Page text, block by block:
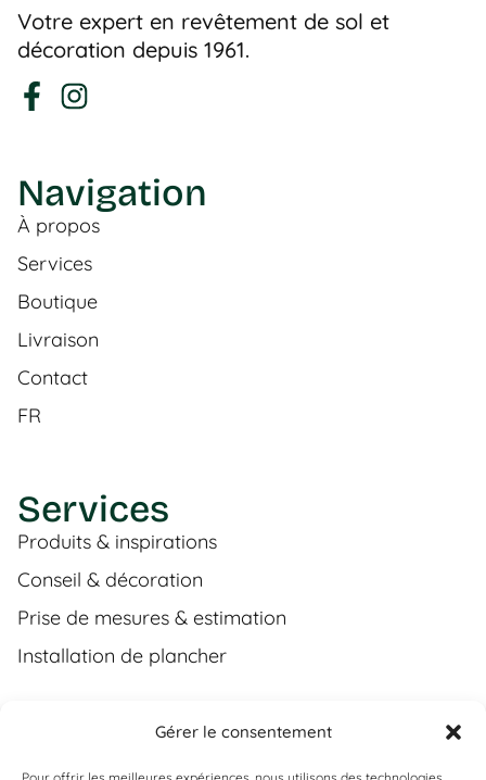
Gérer le consentement
Votre expert en revêtement de sol et
décoration depuis 1961.
Navigation
À propos
Services
Boutique
Livraison
Contact
FR
Services
Produits & inspirations
Conseil & décoration
Prise de mesures & estimation
Installation de plancher
Contact